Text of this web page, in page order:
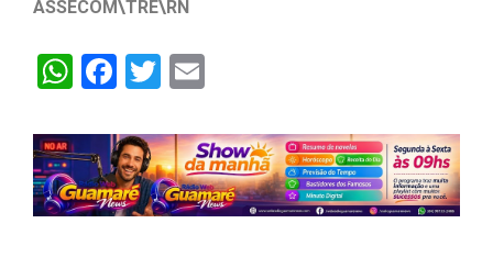
ASSECOM\TRE\RN
WhatsApp
Facebook
Twitter